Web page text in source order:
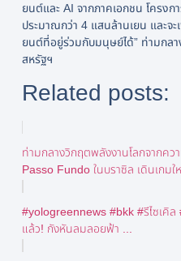
ยนต์และ AI จากภาคเอกชน โครง
ประมาณกว่า 4 แสนล้านเยน และจ
ยนต์ที่อยู่ร่วมกับมนุษย์ได้” ท่ามกล
สหรัฐฯ
Related posts:
ท่ามกลางวิกฤตพลังงานโลกจากคว
Passo Fundo ในบราซิล เดินเกมให
#yologreennews #bkk #รีไซเคิล
แล้ว! กังหันลมลอยฟ้า ...